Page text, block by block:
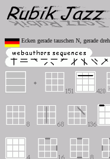
Ecken gerade tauschen N, gerade